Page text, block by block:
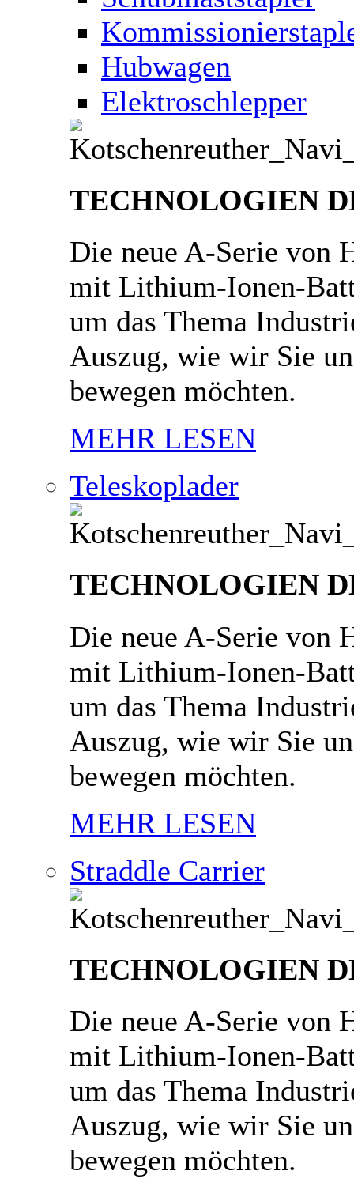
Hubwagen
Elektroschlepper
TECHNOLOGIEN
Die neue A-Serie von
mit Lithium-Ionen-
um das Thema
Auszug, wie wir Sie
bewegen möchten.
MEHR LESEN
Teleskoplader
TECHNOLOGIEN
Die neue A-Serie von
mit Lithium-Ionen-
um das Thema
Auszug, wie wir Sie
bewegen möchten.
MEHR LESEN
Straddle Carrier
TECHNOLOGIEN
Die neue A-Serie von
mit Lithium-Ionen-
um das Thema
Auszug, wie wir Sie
bewegen möchten.